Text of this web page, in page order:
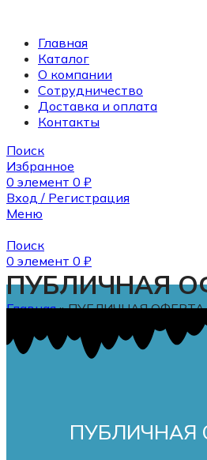
Главная
Каталог
О компании
Сотрудничество
Доставка и оплата
Контакты
Поиск
Избранное
0 элемент 0 ₽
Вход / Регистрация
Меню
Поиск
0 элемент 0 ₽
ПУБЛИЧНАЯ
Главная»ПУБЛИЧНАЯ ОФЕРТА
ПУБЛИЧНАЯ